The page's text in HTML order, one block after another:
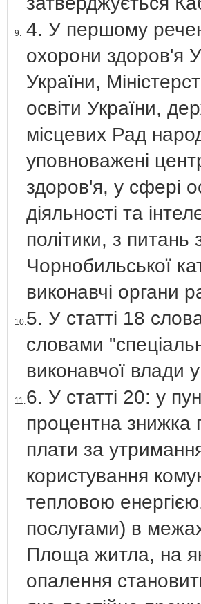
9. 4. У першому
охорони здоров'я
України,
освіти України,
місцевих Рад
уповноважені
здоров'я, у сфері
діяльності та
політики, з питань
Чорнобильської
виконавчі органи
10.5. У статті 18
словами
виконавчої влади
11.6. У статті 20: у
процентна знижка
плати за
користування
тепловою
послугами) в
Площа житла, на
опалення